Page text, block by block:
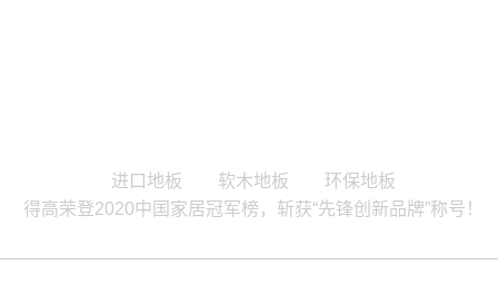
进口地板 软木地板
环保地板
得高荣登2020中国家居冠军榜，斩获“先锋创新品牌”称号！